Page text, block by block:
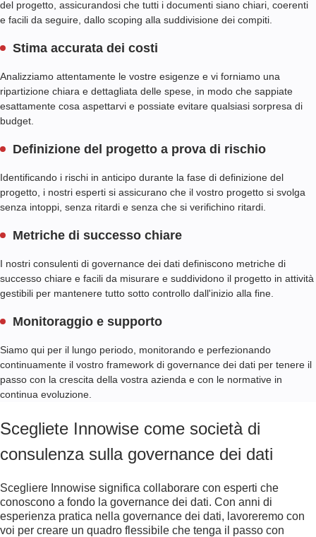
del progetto, assicurandosi che tutti i documenti siano chiari, coerenti
e facili da seguire, dallo scoping alla suddivisione dei compiti.
Stima accurata dei costi
Analizziamo attentamente le vostre esigenze e vi forniamo una
ripartizione chiara e dettagliata delle spese, in modo che sappiate
esattamente cosa aspettarvi e possiate evitare qualsiasi sorpresa di
budget.
Definizione del progetto a prova di rischio
Identificando i rischi in anticipo durante la fase di definizione del
progetto, i nostri esperti si assicurano che il vostro progetto si svolga
senza intoppi, senza ritardi e senza che si verifichino ritardi.
Metriche di successo chiare
I nostri consulenti di governance dei dati definiscono metriche di
successo chiare e facili da misurare e suddividono il progetto in attività
gestibili per mantenere tutto sotto controllo dall'inizio alla fine.
Monitoraggio e supporto
Siamo qui per il lungo periodo, monitorando e perfezionando
continuamente il vostro framework di governance dei dati per tenere il
passo con la crescita della vostra azienda e con le normative in
continua evoluzione.
Scegliete Innowise come società di
consulenza sulla governance dei dati
Scegliere Innowise significa collaborare con esperti che
conoscono a fondo la governance dei dati. Con anni di
esperienza pratica nella governance dei dati, lavoreremo con
voi per creare un quadro flessibile che tenga il passo con